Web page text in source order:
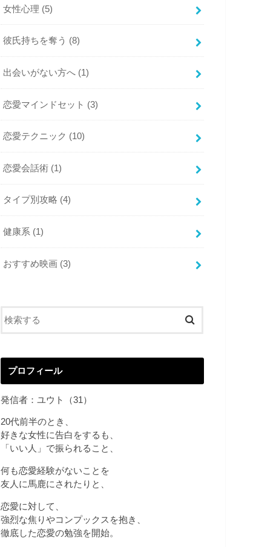
女性心理 (5)
彼氏持ちを奪う (8)
出会いがない方へ (1)
恋愛マインドセット (3)
恋愛テクニック (10)
恋愛会話術 (1)
タイプ別攻略 (4)
健康系 (1)
おすすめ映画 (3)
プロフィール
発信者：ユウト（31）
20代前半のとき、
好きな女性に告白をするも、
「いい人」で振られること、
何も恋愛経験がないことを
友人に馬鹿にされたりと、
恋愛に対して、
強烈な焦りやコンプックスを抱き、
徹底した恋愛の勉強を開始。